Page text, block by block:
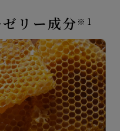
リー成分 ※1